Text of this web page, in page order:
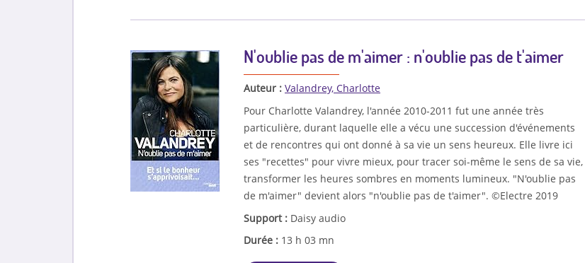
N'oublie pas de m'aimer : n'oublie pas de t'aimer
Auteur : Valandrey, Charlotte
Pour Charlotte Valandrey, l'année 2010-2011 fut une année très
particulière, durant laquelle elle a vécu une succession d'événements
et de rencontres qui ont donné à sa vie un sens heureux. Elle livre ici
ses "recettes" pour vivre mieux, pour tracer soi-même le sens de sa vie,
transformer les heures sombres en moments lumineux. "N'oublie pas
de m'aimer" devient alors "n'oublie pas de t'aimer". ©Electre 2019
Support : Daisy audio
Durée : 13 h 03 mn